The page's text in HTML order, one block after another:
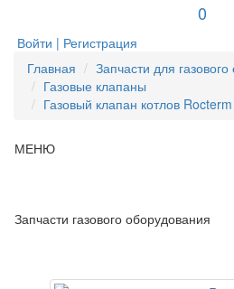
0
Войти | Регистрация
Главная
Запчасти для
Газовые клапаны
Газовый клапан котлов
МЕНЮ
Запчасти газового оборудования